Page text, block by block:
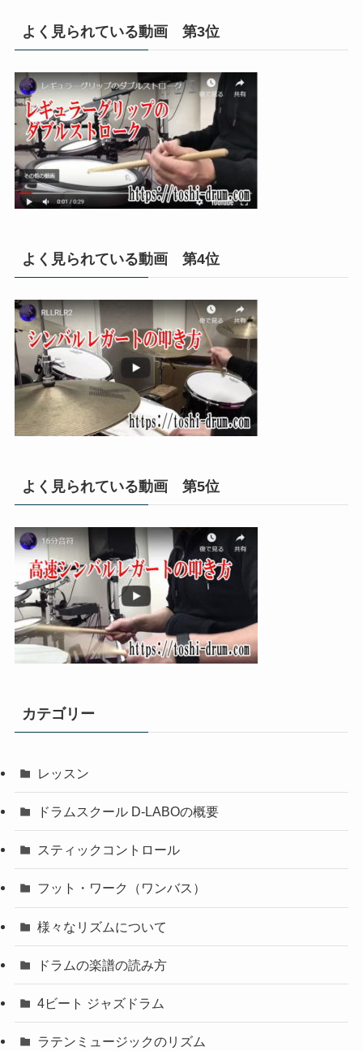
よく見られている動画 第3位
よく見られている動画 第4位
よく見られている動画 第5位
カテゴリー
レッスン
ドラムスクール D-LABOの概要
スティックコントロール
フット・ワーク（ワンバス）
様々なリズムについて
ドラムの楽譜の読み方
4ビート ジャズドラム
ラテンミュージックのリズム